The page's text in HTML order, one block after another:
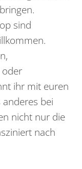
sind
ihr mit euren
bei
nicht nur die
nach